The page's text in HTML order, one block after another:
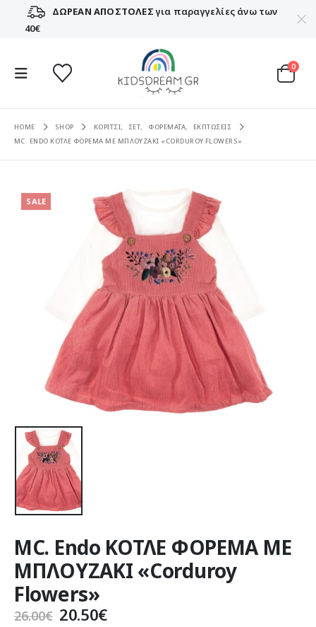
ΔΩΡΕΑΝ ΑΠΟΣΤΟΛΕΣγια παραγγελίες άνω των
40€
0
HOME SHOP ΚΟΡΙΤΣΙ, ΣΕΤ, ΦΟΡΕΜΑΤΑ,
ΕΚΠΤΩΣΕΙΣ
MC. ENDO ΚΟΤΛΕ ΦΟΡΕΜΑ ΜΕ ΜΠΛΟΥΖΑΚΙ «CORDUROY FLOWERS»
SALE
MC. Endo ΚΟΤΛΕ ΦΟΡΕΜΑ ΜΕ
ΜΠΛΟΥΖΑΚΙ «Corduroy
Flowers»
26.00€ Original
20.50€Η